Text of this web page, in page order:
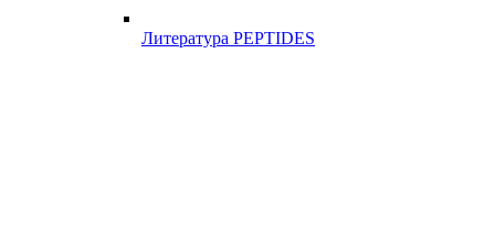
Литература PEPTIDES